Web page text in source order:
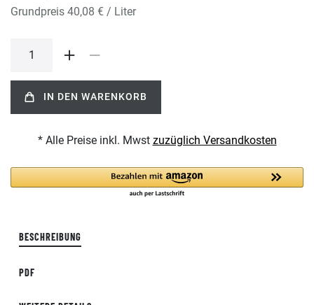
Grundpreis 40,08 € / Liter
IN DEN WARENKORB
* Alle Preise inkl. Mwst zuzüglich Versandkosten
BESCHREIBUNG
PDF